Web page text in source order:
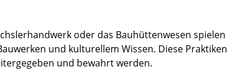
oder das Bauhüttenwesen spielen
und kulturellem Wissen. Diese Praktiken
und bewahrt werden.